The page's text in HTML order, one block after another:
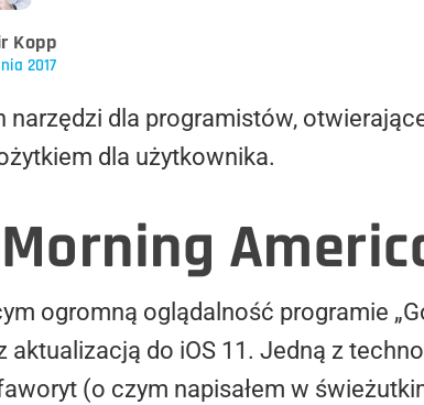
Kopp
2017
dla programistów,
dla użytkownika.
Morning
ogromną oglądalność programie
do iOS 11. Jedną z
(o czym napisałem w